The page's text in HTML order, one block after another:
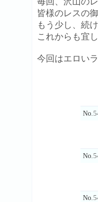
皆様のレスの
もう少し、続
これからも宜
今回はエロい
No.
No.
No.